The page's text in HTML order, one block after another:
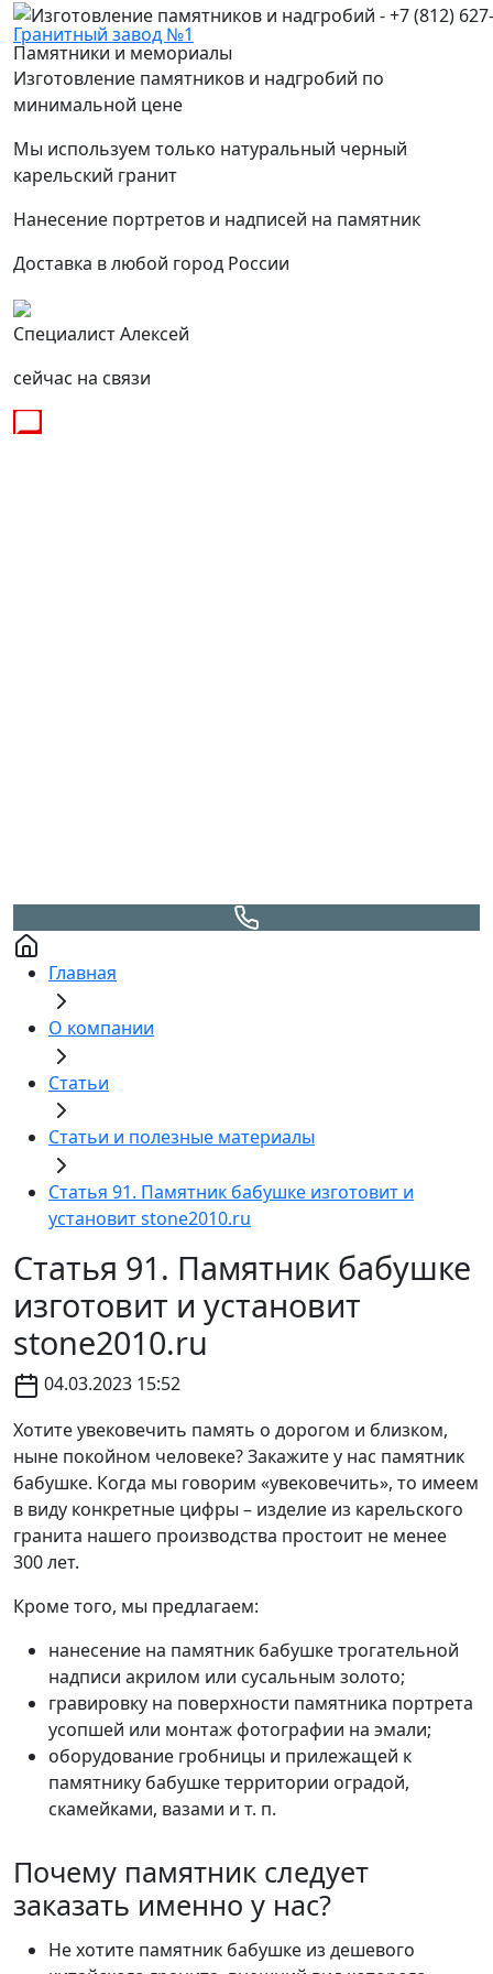
Гранитный завод №1
Памятники и мемориалы
Изготовление памятников и надгробий по
минимальной цене
Мы используем только натуральный черный
карельский гранит
Нанесение портретов и надписей на памятник
Доставка в любой город России
Специалист Алексей
сейчас на связи
Главная
О компании
Статьи
Статьи и полезные материалы
Статья 91. Памятник бабушке изготовит и
установит stone2010.ru
Статья 91. Памятник бабушке
изготовит и установит
stone2010.ru
04.03.2023 15:52
Хотите увековечить память о дорогом и близком,
ныне покойном человеке? Закажите у нас памятник
бабушке. Когда мы говорим «увековечить», то имеем
в виду конкретные цифры – изделие из карельского
гранита нашего производства простоит не менее
300 лет.
Кроме того, мы предлагаем:
нанесение на памятник бабушке трогательной
надписи акрилом или сусальным золото;
гравировку на поверхности памятника портрета
усопшей или монтаж фотографии на эмали;
оборудование гробницы и прилежащей к
памятнику бабушке территории оградой,
скамейками, вазами и т. п.
Почему памятник следует
заказать именно у нас?
Не хотите памятник бабушке из дешевого